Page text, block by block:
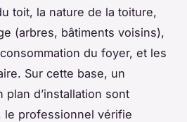
toit, la nature de la toiture,
(arbres, bâtiments voisins),
du foyer, et les
Sur cette base, un
d’installation sont
le professionnel vérifie